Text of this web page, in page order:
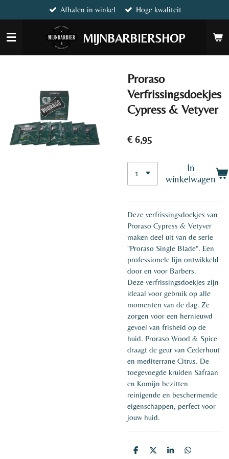
direct
naar
de
hoofdinhoud
MIJNBARBIERSHOP
Afhalen in winkel Hoge kwaliteit
Proraso
Verfrissingsdoekjes
Cypress & Vetyver
€ 6,95
In
winkelwagen
Deze verfrissingsdoekjes van
Proraso Cypress & Vetyver
maken deel uit van de serie
"Proraso Single Blade". Een
professionele lijn ontwikkeld
door en voor Barbers.
Deze verfrissingsdoekjes zijn
ideaal voor gebruik op alle
momenten van de dag. Ze
zorgen voor een hernieuwd
gevoel van frisheid op de
huid. Proraso Wood & Spice
draagt de geur van Cederhout
en mediterrane Citrus. De
toegevoegde kruiden Safraan
en Komijn bezitten
reinigende en beschermende
eigenschappen, perfect voor
jouw huid.
D
D
S
D